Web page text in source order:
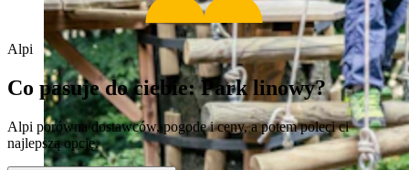
Alpi
Co pasuje do ciebie: Park linowy?
Alpi porówna dostawców, pogodę i ceny, a potem poleci ci
najlepszą opcję.